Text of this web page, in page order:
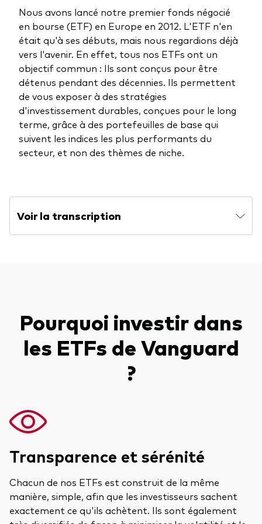
Gérance des placements
Nous avons lancé notre premier fonds négocié
en bourse (ETF) en Europe en 2012. L'ETF n'en
était qu'à ses débuts, mais nous regardions déjà
vers l'avenir. En effet, tous nos ETFs ont un
objectif commun : Ils sont conçus pour être
détenus pendant des décennies. Ils permettent
de vous exposer à des stratégies
d'investissement durables, conçues pour le long
terme, grâce à des portefeuilles de base qui
suivent les indices les plus performants du
secteur, et non des thèmes de niche.
Voir la transcription
Pourquoi investir dans
les ETFs de Vanguard
?
Transparence et sérénité
Chacun de nos ETFs est construit de la même
manière, simple, afin que les investisseurs sachent
exactement ce qu'ils achètent. Ils sont également